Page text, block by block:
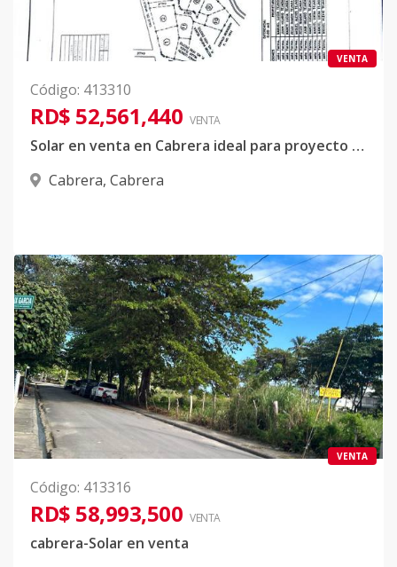
VENTA
Código: 413310
RD$ 52,561,440 VENTA
Solar en venta en Cabrera ideal para proyecto de apartamentos, casas u hotel cas
Cabrera, Cabrera
VENTA
Código: 413316
RD$ 58,993,500 VENTA
cabrera-Solar en venta